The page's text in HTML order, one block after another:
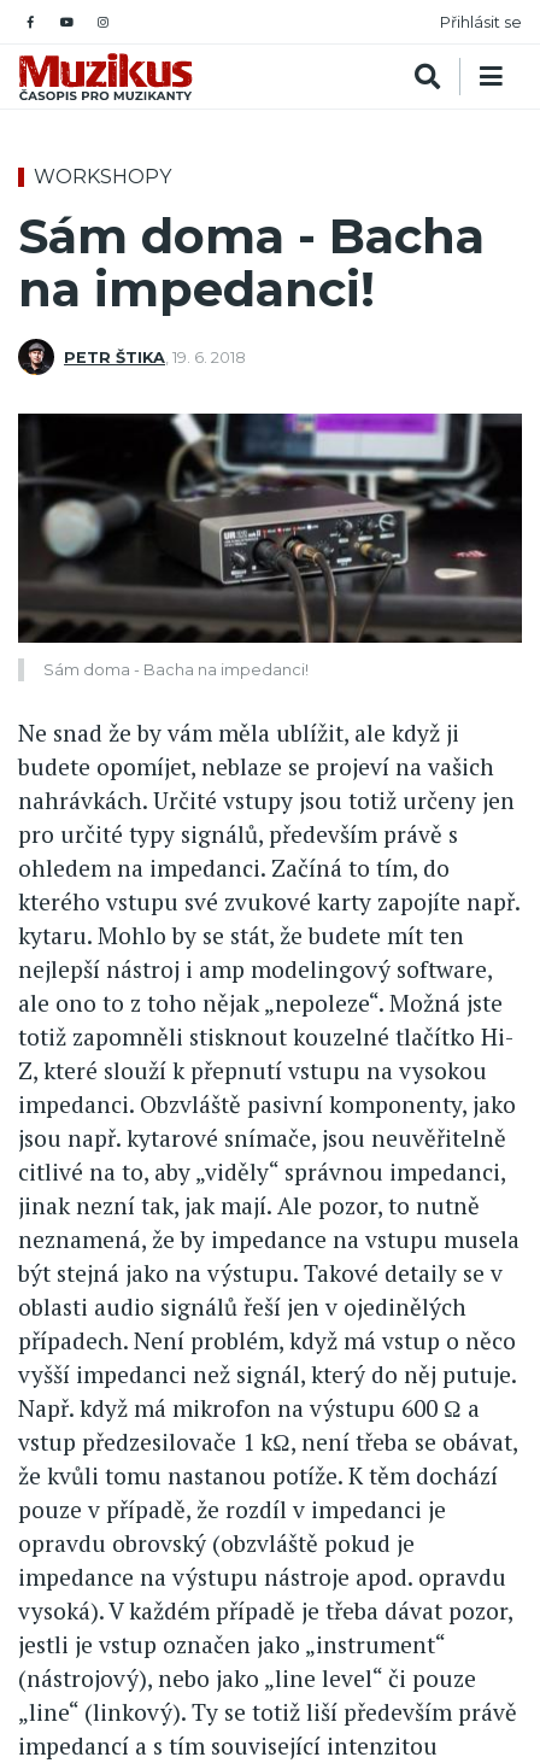
Přihlásit se
WORKSHOPY
Sám doma - Bacha
na impedanci!
PETR ŠTIKA 19. 6. 2018
Sám doma - Bacha na impedanci!
Ne snad že by vám měla ublížit, ale když ji
budete opomíjet, neblaze se projeví na vašich
nahrávkách. Určité vstupy jsou totiž určeny jen
pro určité typy signálů, především právě s
ohledem na impedanci. Začíná to tím, do
kterého vstupu své zvukové karty zapojíte např.
kytaru. Mohlo by se stát, že budete mít ten
nejlepší nástroj i amp modelingový software,
ale ono to z toho nějak „nepoleze“. Možná jste
totiž zapomněli stisknout kouzelné tlačítko Hi-
Z, které slouží k přepnutí vstupu na vysokou
impedanci. Obzvláště pasivní komponenty, jako
jsou např. kytarové snímače, jsou neuvěřitelně
citlivé na to, aby „viděly“ správnou impedanci,
jinak nezní tak, jak mají. Ale pozor, to nutně
neznamená, že by impedance na vstupu musela
být stejná jako na výstupu. Takové detaily se v
oblasti audio signálů řeší jen v ojedinělých
případech. Není problém, když má vstup o něco
vyšší impedanci než signál, který do něj putuje.
Např. když má mikrofon na výstupu 600 Ω a
vstup předzesilovače 1 kΩ, není třeba se obávat,
že kvůli tomu nastanou potíže. K těm dochází
pouze v případě, že rozdíl v impedanci je
opravdu obrovský (obzvláště pokud je
impedance na výstupu nástroje apod. opravdu
vysoká). V každém případě je třeba dávat pozor,
jestli je vstup označen jako „instrument“
(nástrojový), nebo jako „line level“ či pouze
„line“ (linkový). Ty se totiž liší především právě
impedancí a s tím související intenzitou